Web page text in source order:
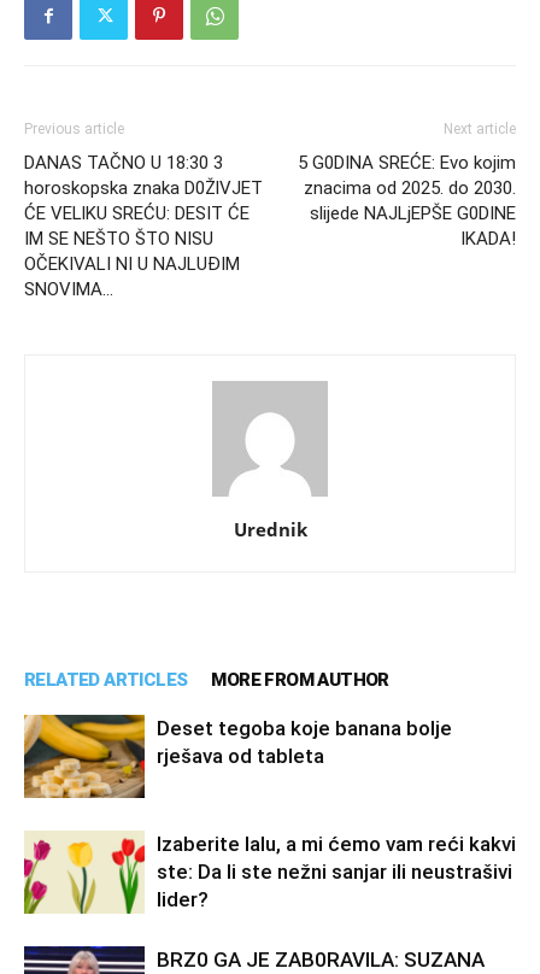
Previous article
DANAS TAČNO U 18:30 3
horoskopska znaka D0ŽlVJET
ĆE VELlKU SREĆU: DESIT ĆE
IM SE NEŠTO ŠTO NISU
OČEKIVALI NI U NAJLUĐIM
SNOVIMA…
Next article
5 G0DINA SREĆE: Evo kojim
znacima od 2025. do 2030.
slijede NAJLjEPŠE G0DINE
IKADA!
Urednik
RELATED ARTICLES MORE FROM AUTHOR
Deset tegoba koje banana bolje
rješava od tableta
Izaberite lalu, a mi ćemo vam reći kakvi
ste: Da li ste nežni sanjar ili neustrašivi
lider?
BRZ0 GA JE ZAB0RAVlLA: SUZANA